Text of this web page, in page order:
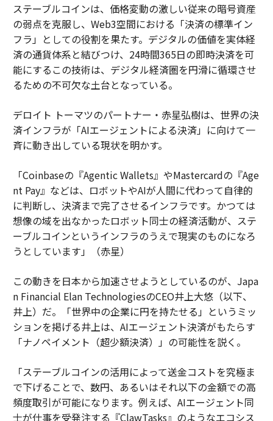
ステーブルコインは、価格変動の激しい従来の暗号資産
の弱点を克服し、Web3空間における「決済の標準イン
フラ」としての役割を果たす。デジタルの価値を実体経
済の通貨体系と結びつけ、24時間365日の即時決済を可
能にするこの技術は、デジタル経済圏を円滑に循環させ
るための不可欠な土台となっている。
デロイト トーマツのパートナー・赤星弘樹は、世界の決
済インフラが「AIエージェントによる決済」に向けて一
斉に動き出している現状を明かす。
「Coinbaseの『Agentic Wallets』やMastercardの『Age
nt Pay』などは、ロボットやAIが人間に代わって自律的
に判断し、決済まで完了させるインフラです。かつては
想像の域を出なかったロボット同士の経済活動が、ステ
ーブルコインというインフラのうえで現実のものになろ
うとしています」（赤星）
この動きを日本から加速させようとしているのが、Japa
n Financial Elan TechnologiesのCEO井上大悠（以下、
井上）だ。「世界中の企業に円を持たせる」というミッ
ションを掲げる井上は、AIエージェント決済がもたらす
「ナノペイメント（超少額決済）」の可能性を説く。
「ステーブルコインの活用によって送金コストを究極ま
で下げることで、数円、あるいはそれ以下の金額での高
頻度取引が可能になります。例えば、AIエージェント同
士が仕事を受発注する『ClawTasks』のようなエコシス